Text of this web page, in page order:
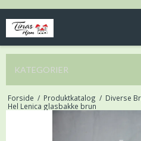
KATEGORIER
Forside / Produktkatalog / Diverse
Hel Lenica glasbakke brun